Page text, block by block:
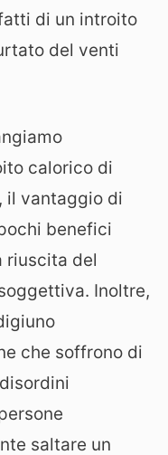
di un introito
del venti
calorico di
il vantaggio di
benefici
riuscita del
Inoltre,
che soffrono di
saltare un